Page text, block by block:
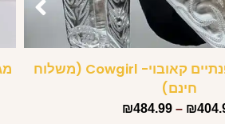
מגפי בוקרים אופנתיים קאובוי- Cowgirl (משלוח
חינם)
₪
–
₪484.99